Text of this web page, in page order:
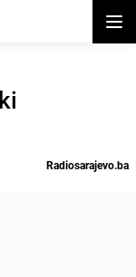
Radiosarajevo.ba